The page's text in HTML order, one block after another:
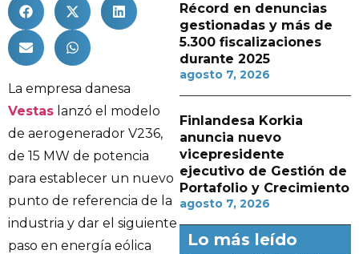
La empresa danesa
Vestas lanzó el modelo
de aerogenerador V236,
de 15 MW de potencia
para establecer un nuevo
punto de referencia de la
industria y dar el siguiente
paso en energía eólica
Récord en denuncias
gestionadas y más de
5.300 fiscalizaciones
durante 2025
agosto 7, 2026
Finlandesa Korkia
anuncia nuevo
vicepresidente
ejecutivo de Gestión de
Portafolio y Crecimiento
agosto 7, 2026
Lo más leído